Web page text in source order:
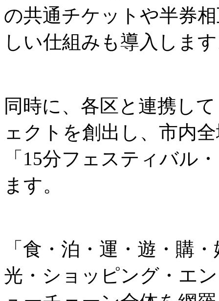
の共通チケットや半券
しい仕組みも導入しま
同時に、各区と連携し
ェクトを創出し、市内
「15分フェスティバル
ます。
「食・泊・運・遊・購
光・ショッピング・エ